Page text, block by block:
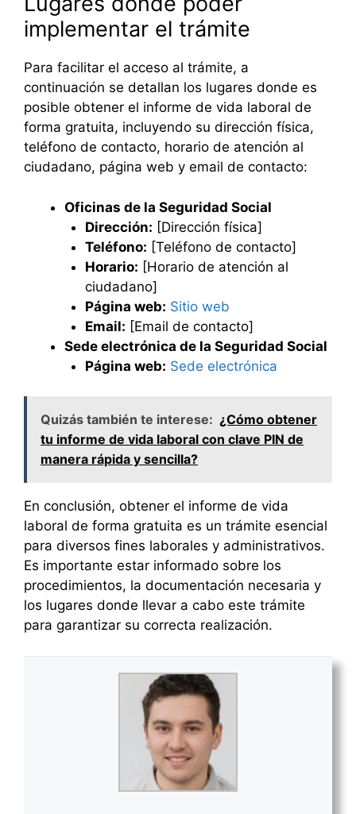
implementar el trámite
Para facilitar el acceso al trámite, a
continuación se detallan los lugares donde es
posible obtener el informe de vida laboral de
forma gratuita, incluyendo su dirección física,
teléfono de contacto, horario de atención al
ciudadano, página web y email de contacto:
Oficinas de la Seguridad Social
Dirección: [Dirección física]
Teléfono: [Teléfono de contacto]
Horario: [Horario de atención al
ciudadano]
Página web: Sitio web
Email: [Email de contacto]
Sede electrónica de la Seguridad Social
Página web: Sede electrónica
Quizás también te interese: ¿Cómo obtener
tu informe de vida laboral con clave PIN de
manera rápida y sencilla?
En conclusión, obtener el informe de vida
laboral de forma gratuita es un trámite esencial
para diversos fines laborales y administrativos.
Es importante estar informado sobre los
procedimientos, la documentación necesaria y
los lugares donde llevar a cabo este trámite
para garantizar su correcta realización.